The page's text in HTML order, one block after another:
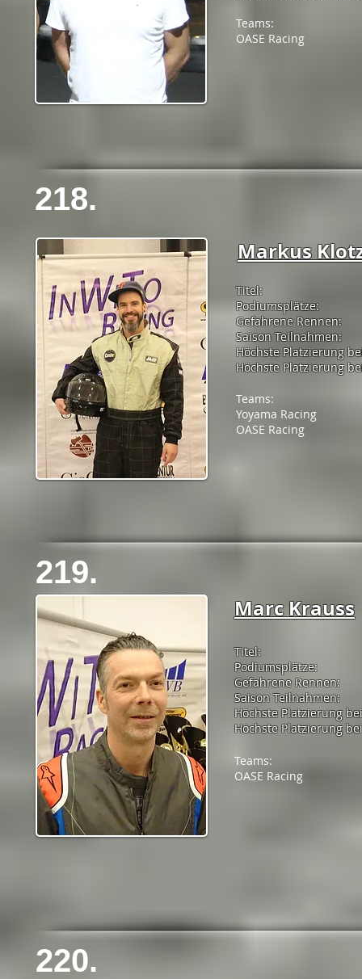
Teams:
OASE Racing
218.
Markus
Titel:
Podiumsplätze:
Gefahrene Rennen:
Saison Teilnahmen:
Höchste Platzierung
Höchste Platzierung
Teams:
Yoyama Racing
OASE Racing
219.
Marc Krauss
Titel:
Podiumsplätze:
Gefahrene Rennen:
Saison Teilnahmen:
Höchste Platzierung
Höchste Platzierung
Teams:
OASE Racing
220.